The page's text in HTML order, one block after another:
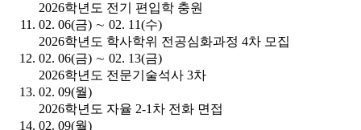
2026학년도 전기 편입학 충원
02. 06(금) ∼ 02. 11(수)
2026학년도 학사학위 전공심화과정 4차 모집
02. 06(금) ∼ 02. 13(금)
2026학년도 전문기술석사 3차
02. 09(월)
2026학년도 자율 2-1차 전화 면접
02. 09(월)